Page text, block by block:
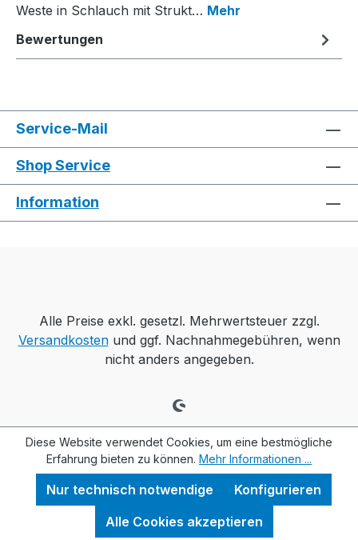
Weste in Schlauch mit Strukt… Mehr
Bewertungen
Service-Mail
Shop Service
Information
Alle Preise exkl. gesetzl. Mehrwertsteuer zzgl.
Versandkostenund ggf. Nachnahmegebühren, wenn
nicht anders angegeben.
Diese Website verwendet Cookies, um eine bestmögliche
Erfahrung bieten zu können. Mehr Informationen ...
Nur technisch notwendige
Konfigurieren
Alle Cookies akzeptieren